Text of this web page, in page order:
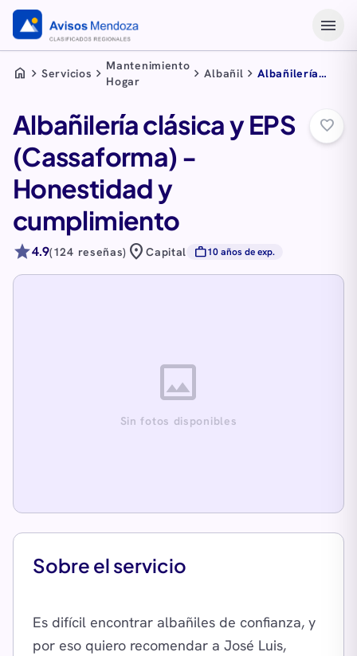
menu
home chevron_right Servicios chevron_right Mantenimiento
Hogar
chevron_rightAlbañil chevron_rightAlbañilería
Honestidad y
cumplimiento
Albañilería clásica y EPS
(Cassaforma) -
Honestidad y
cumplimiento
star4.9(124 reseñas) location_onCapital work10 años de exp.
favorite_border
image
Sin fotos disponibles
Sobre el servicio
Es difícil encontrar albañiles de confianza, y
por eso quiero recomendar a José Luis,